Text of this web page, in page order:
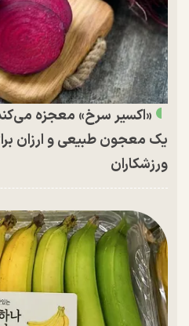
«اکسیر سرخ» معجزه
یک معجون طبیعی و ارزان
ورزشکاران